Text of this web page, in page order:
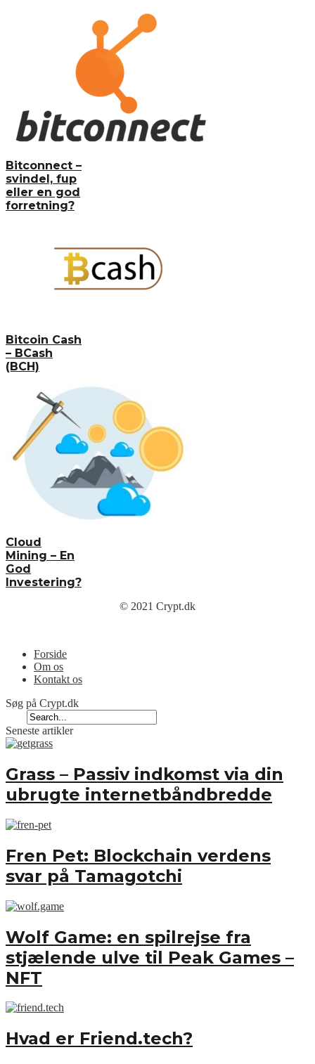
Bitconnect –
svindel, fup
eller en god
forretning?
Bitcoin Cash
– BCash
(BCH)
Cloud
Mining – En
God
Investering?
© 2021 Crypt.dk
Forside
Om os
Kontakt os
Søg på Crypt.dk
Seneste artikler
Grass – Passiv indkomst via din
ubrugte internetbåndbredde
Fren Pet: Blockchain verdens
svar på Tamagotchi
Wolf Game: en spilrejse fra
stjælende ulve til Peak Games –
NFT
Hvad er Friend.tech?